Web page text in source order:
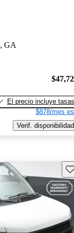
GA
El precio incluye tasas
$878/mes
Verif. disponibilidad